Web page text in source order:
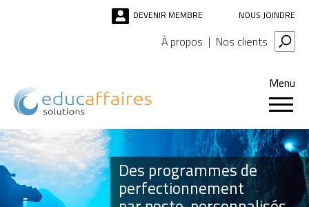
NOUS JOINDRE
DEVENIR MEMBRE
À propos Nos clients
Menu
Des programmes de
perfectionnement